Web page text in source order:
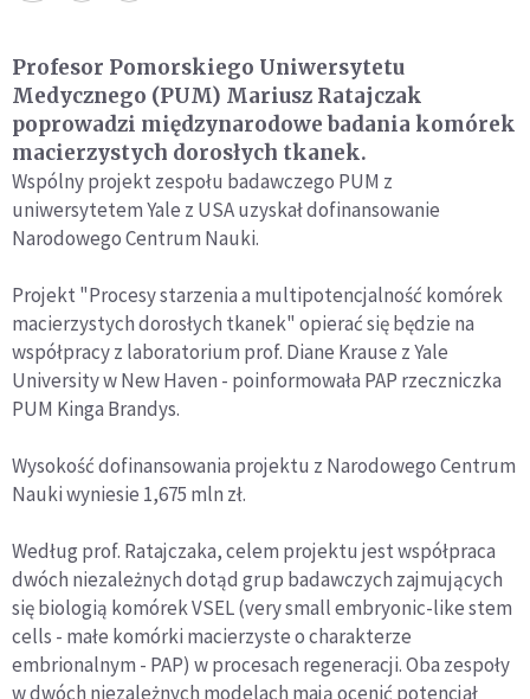
Profesor Pomorskiego Uniwersytetu
Medycznego (PUM) Mariusz Ratajczak
poprowadzi międzynarodowe badania komórek
macierzystych dorosłych tkanek.
Wspólny projekt zespołu badawczego PUM z
uniwersytetem Yale z USA uzyskał dofinansowanie
Narodowego Centrum Nauki.
Projekt "Procesy starzenia a multipotencjalność komórek
macierzystych dorosłych tkanek" opierać się będzie na
współpracy z laboratorium prof. Diane Krause z Yale
University w New Haven - poinformowała PAP rzeczniczka
PUM Kinga Brandys.
Wysokość dofinansowania projektu z Narodowego Centrum
Nauki wyniesie 1,675 mln zł.
Według prof. Ratajczaka, celem projektu jest współpraca
dwóch niezależnych dotąd grup badawczych zajmujących
się biologią komórek VSEL (very small embryonic-like stem
cells - małe komórki macierzyste o charakterze
embrionalnym - PAP) w procesach regeneracji. Oba zespoły
w dwóch niezależnych modelach mają ocenić potencjał